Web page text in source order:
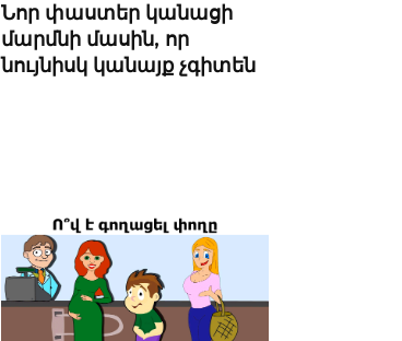
Նոր փաստեր կանացի
մարմնի մասին, որ
նույնիսկ կանայք չգիտեն